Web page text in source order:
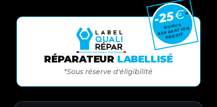
RÉPARATEUR LABELLISÉ
*Sous réserve d'éligibilité
-25€*
BONUS
RÉPARATION
DÉDUIT